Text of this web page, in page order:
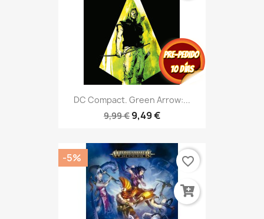
DC Compact. Green Arrow:...
9,99 € 9,49 €
-5% favorite_border